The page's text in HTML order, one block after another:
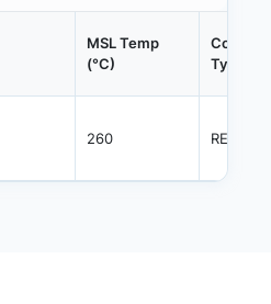
MSL Temp
(°C)
Container
Type
260 REEL